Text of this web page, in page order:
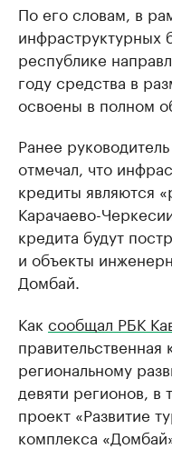
По его словам, в
инфраструктурных
республике
году средства в
освоены в полном
Ранее
отмечал, что
кредиты являются
Карачаево-
кредита будут
и объекты
Домбай.
Как сообщал РБК
региональному
девяти регионов, в
проект «Развитие
комплекса